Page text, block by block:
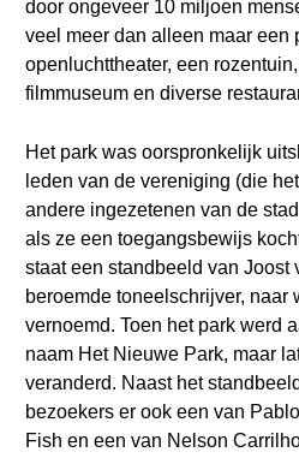
door ongeveer 10 miljoen
veel meer dan alleen maar een
openluchttheater, een
filmmuseum en diverse
Het park was oorspronkelijk
leden van de vereniging (die
andere ingezetenen van de
als ze een toegangsbewijs
staat een standbeeld van Joost
beroemde toneelschrijver, naar
vernoemd. Toen het park werd
naam Het Nieuwe Park, maar
veranderd. Naast het
bezoekers er ook een van
Fish en een van Nelson